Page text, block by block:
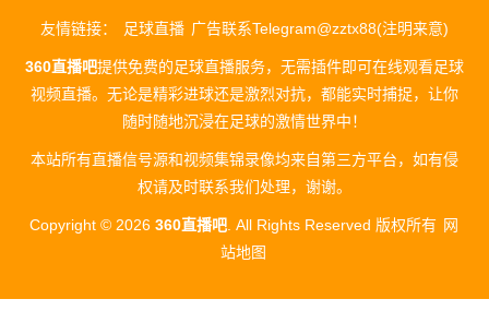
友情链接： 足球直播 广告联系Telegram@zztx88(注明来意)
360直播吧提供免费的足球直播服务，无需插件即可在线观看足球
视频直播。无论是精彩进球还是激烈对抗，都能实时捕捉，让你
随时随地沉浸在足球的激情世界中！
本站所有直播信号源和视频集锦录像均来自第三方平台，如有侵
权请及时联系我们处理，谢谢。
Copyright © 2026360直播吧 . All Rights Reserved 版权所有 网
站地图